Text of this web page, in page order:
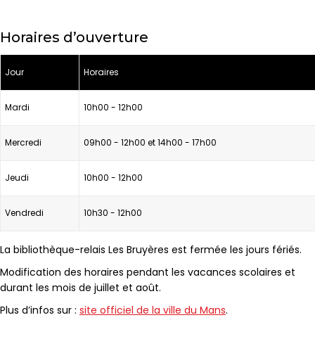
Horaires d’ouverture
Jour Horaires
Mardi 10h00 - 12h00
Mercredi 09h00 - 12h00 et 14h00 - 17h00
Jeudi 10h00 - 12h00
Vendredi 10h30 - 12h00
La bibliothèque-relais Les Bruyères est fermée les jours fériés.
Modification des horaires pendant les vacances scolaires et
durant les mois de juillet et août.
Plus d’infos sur : site officiel de la ville du Mans.